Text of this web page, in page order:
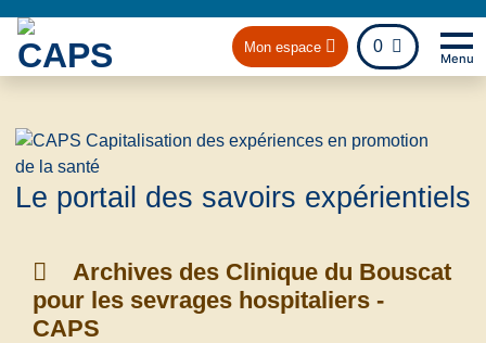
Mon espace 0
fichier
Menu
Le portail des savoirs expérientiels
Archives des Clinique du Bouscat
pour les sevrages hospitaliers -
CAPS